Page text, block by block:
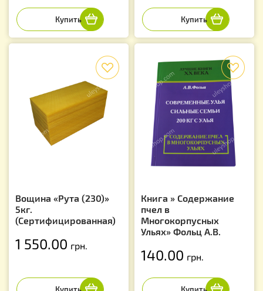
Вощина «Рута (230)»
5кг.
(Сертифицированная)
1 550.00 грн.
Книга » Содержание
пчел в
Многокорпусных
Ульях» Фольц А.В.
140.00 грн.